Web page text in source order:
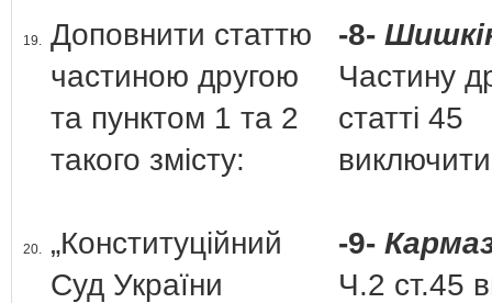
19. Доповнити статтю
частиною другою
та пунктом 1 та 2
такого змісту:
-8-
Частину
статті 45
20.
„Конституційний
Суд України
-9-
Ч.2 ст.45